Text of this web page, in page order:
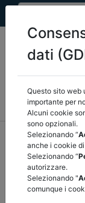
MEF
CORTE DEI
home
dati
Questo sito web
importante per
Alcuni cookie
sono opzionali.
Selezionando “
anche i cookie
Selezionando “
autorizzare.
Selezionando "
comunque i